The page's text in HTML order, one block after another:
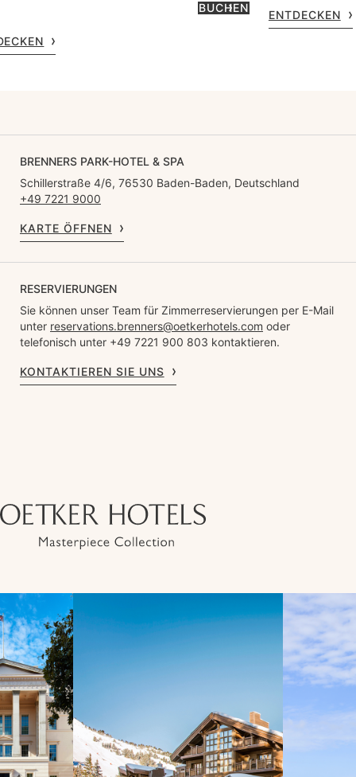
BUCHEN
ENTDECKEN
BRENNERS PARK-HOTEL & SPA
Schillerstraße 4/6, 76530 Baden-Baden, Deutschland
+49 7221 9000
KARTE ÖFFNEN
RESERVIERUNGEN
Sie können unser Team für Zimmerreservierungen per E-Mail
unter reservations.brenners@oetkerhotels.com oder
telefonisch unter +49 7221 900 803 kontaktieren.
KONTAKTIEREN SIE UNS